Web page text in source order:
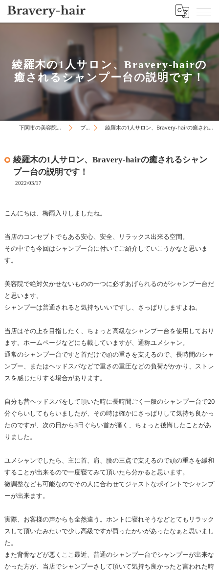
綾羅木の1人サロン、Bravery-hairの
癒されるシャンプー台の説明です！
下関市の美容院はBravery-hair ブログ 綾羅木の1人サロン、Bravery-hairの癒されるシャンプー台の説明です！
綾羅木の1人サロン、Bravery-hairの癒されるシャン
プー台の説明です！
2022/03/17
こんにちは、梅雨入りしましたね。
当店のコンセプトでもある安心、安全、リラックス出来る空間。
その中でも今回はシャンプー台に付いてご紹介していこうかなと思いま
す。
美容院で絶対欠かせないものの一つに必ずあげられるのがシャンプー台だ
と思います。
シャンプーは普通されると気持ちいいですし、さっぱりしますよね。
当店はその上を目指したく、ちょっと高級なシャンプー台を使用しており
ます。ホームページなどにも載していますが、通称ユメシャン。
通常のシャンプー台ですと首だけで頭の重さを支えるので、長時間のシャ
ンプー、またはヘッドスパなどで重さの重圧などの負荷がかかり、ストレ
スを感じたりする場合があります。
自分も昔ヘッドスパをして頂いた時に長時間ごく一般のシャンプー台で20
分ぐらいしてもらいましたが、その時は確かにさっぱりして気持ち良かっ
たのですが、次の日から3日ぐらい首が痛く、ちょっと後悔したことがあ
りました。
ユメシャンでしたら、主に首、肩、腰の三点で支えるので頭の重さを緩和
することが出来るので一度寝てみて頂いたら分かると思います。
微調整なども可能なのでその人に合わせてジャストなポイントでシャンプ
ーが出来ます。
実際、お客様の声からも全然違う。ホントに寝れそうなどとてもリラック
スして頂いたみたいで少し高級ですが買ったかいがあったなぁと思いまし
た。
また背骨などが悪くここ最近、普通のシャンプー台でシャンプーが出来な
かった方が、当店でシャンプーさして頂いて気持ち良かったと言われた時